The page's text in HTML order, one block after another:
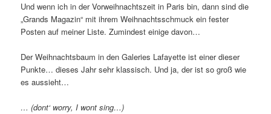
Und wenn ich in der Vorweihnachtszeit in Paris bin, dann sind die
„Grands Magazin“ mit ihrem Weihnachtsschmuck ein fester
Posten auf meiner Liste. Zumindest einige davon…
Der Weihnachtsbaum in den Galeries Lafayette ist einer dieser
Punkte… dieses Jahr sehr klassisch. Und ja, der ist so groß wie
es aussieht…
… (dont‘ worry, I wont sing…)